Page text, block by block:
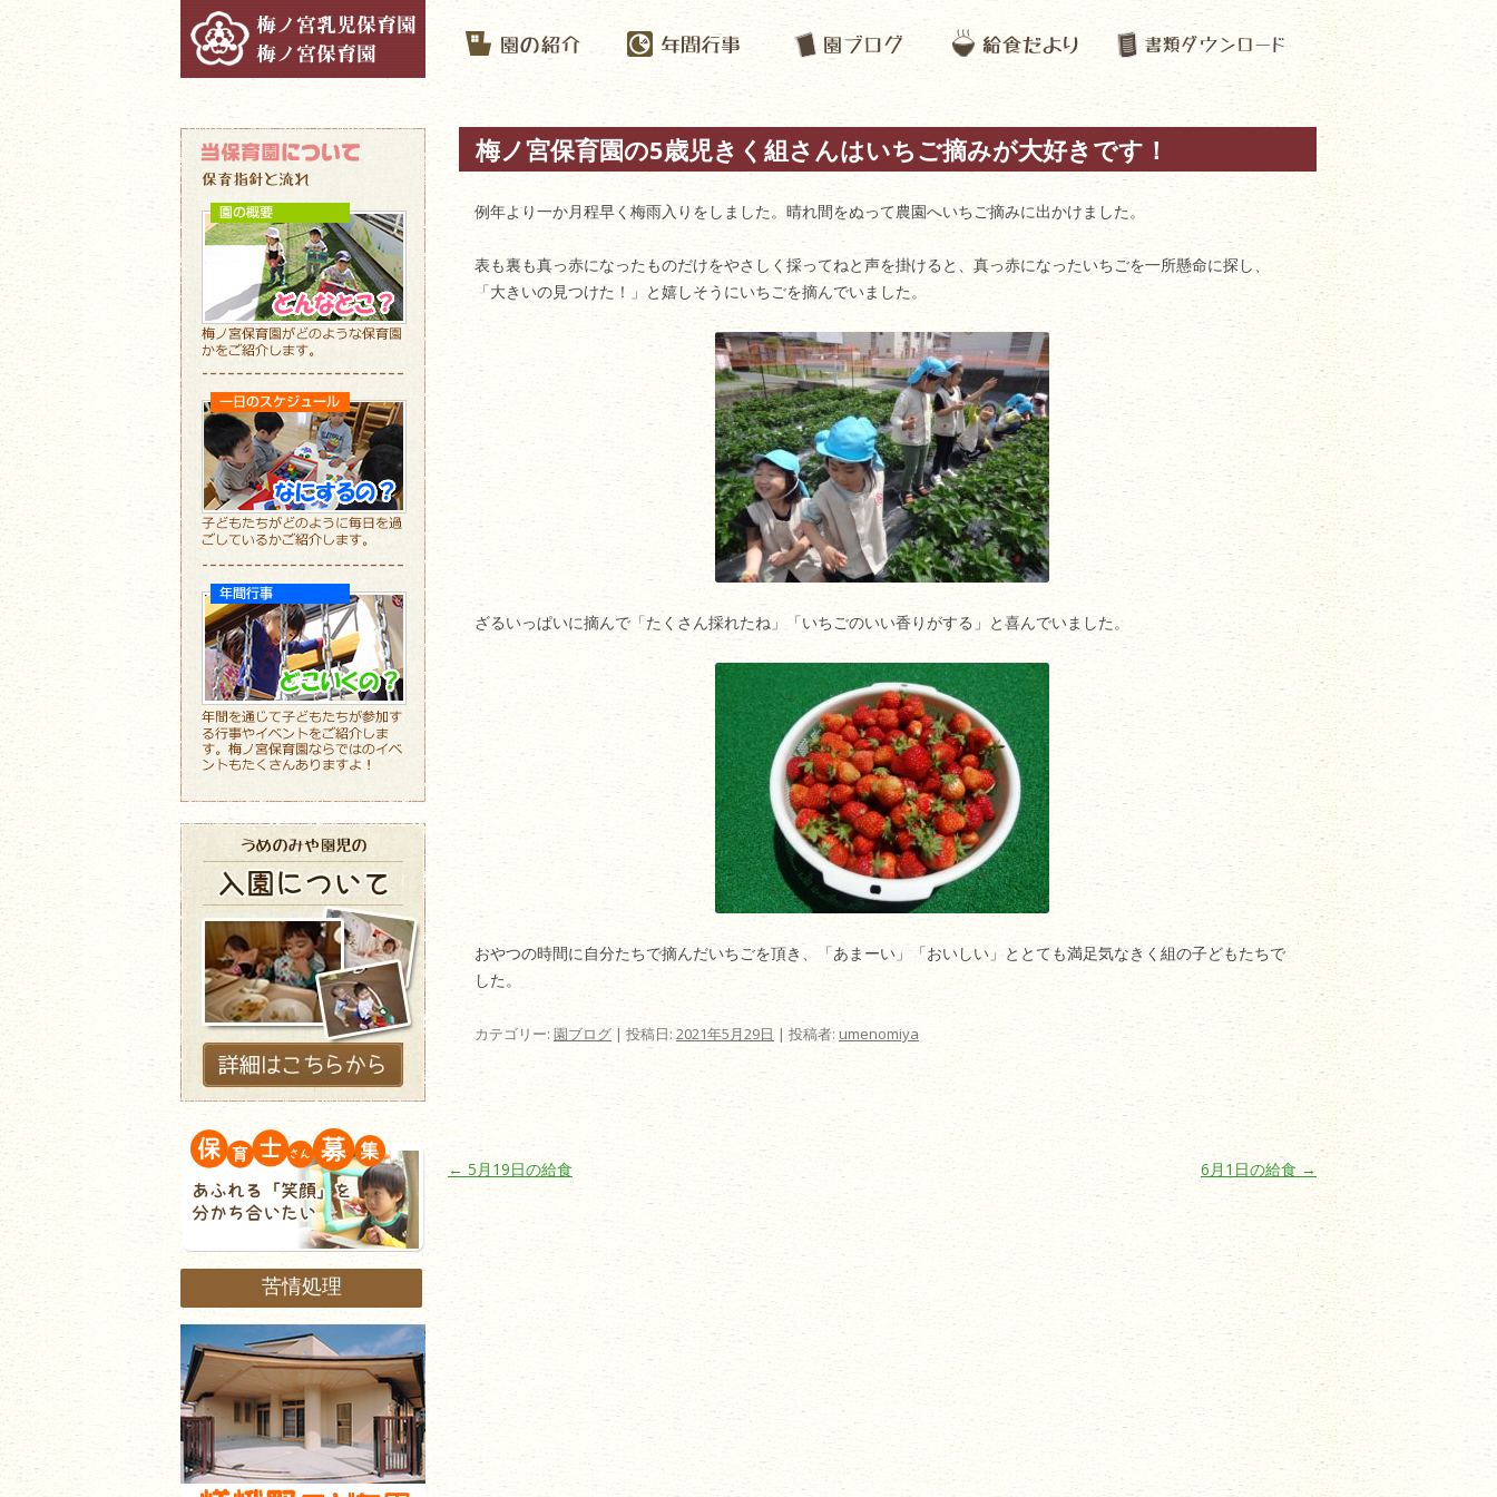
梅ノ宮保育園の5歳児きく組さんはいちご摘みが大好きです！
例年より一か月程早く梅雨入りをしました。晴れ間をぬって農園へいちご摘みに出かけました。
表も裏も真っ赤になったものだけをやさしく採ってねと声を掛けると、真っ赤になったいちごを一所懸命に探し、
「大きいの見つけた！」と嬉しそうにいちごを摘んでいました。
ざるいっぱいに摘んで「たくさん採れたね」「いちごのいい香りがする」と喜んでいました。
おやつの時間に自分たちで摘んだいちごを頂き、「あまーい」「おいしい」ととても満足気なきく組の子どもたちで
した。
カテゴリー: 園ブログ| 投稿日:2021年5月29日 |投稿者: umenomiya
投稿ナビゲーション
← 5月19日の給食 6月1日の給食→
苦情処理